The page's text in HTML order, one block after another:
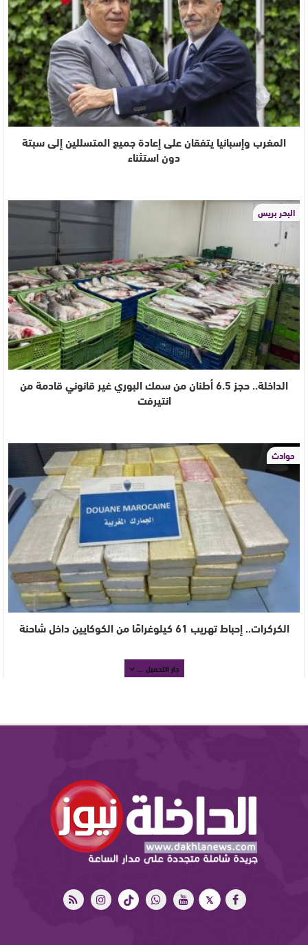
المغرب وإسبانيا يتفقان على إعادة جميع المتسللين إلى سبتة
دون استثناء
البحر بريس
الداخلة.. حجز 6.5 أطنان من سمك البوري غير قانوني قادمة من
انتيرفت
حوادث
الكركرات.. إحباط تهريب 61 كيلوغرامًا من الكوكايين داخل شاحنة
جار التحميل ...